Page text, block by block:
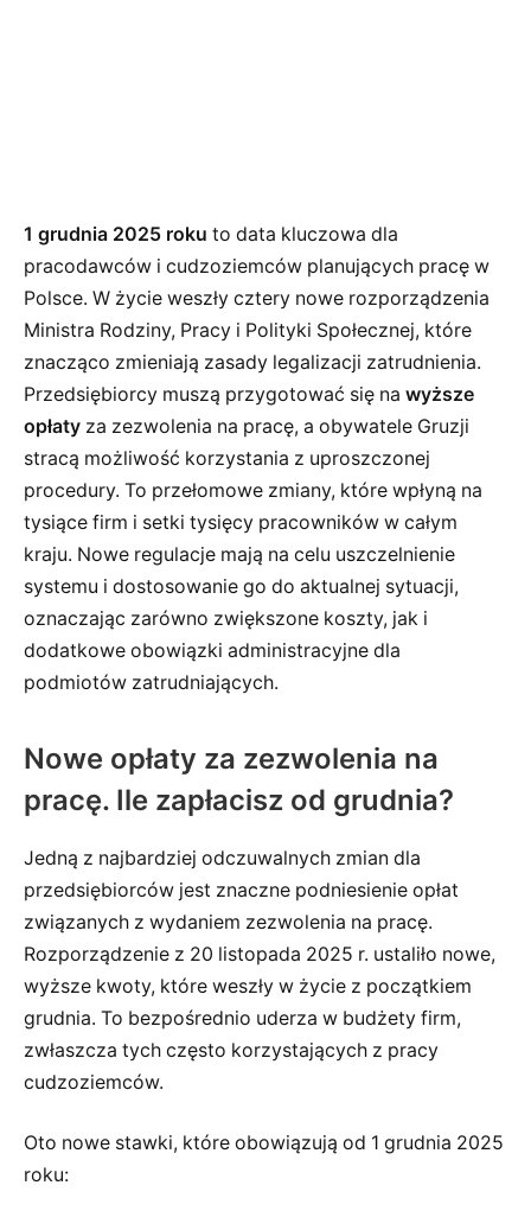
1 grudnia 2025 roku to data kluczowa dla
pracodawców i cudzoziemców planujących pracę w
Polsce. W życie weszły cztery nowe rozporządzenia
Ministra Rodziny, Pracy i Polityki Społecznej, które
znacząco zmieniają zasady legalizacji zatrudnienia.
Przedsiębiorcy muszą przygotować się na wyższe
opłaty za zezwolenia na pracę, a obywatele Gruzji
stracą możliwość korzystania z uproszczonej
procedury. To przełomowe zmiany, które wpłyną na
tysiące firm i setki tysięcy pracowników w całym
kraju. Nowe regulacje mają na celu uszczelnienie
systemu i dostosowanie go do aktualnej sytuacji,
oznaczając zarówno zwiększone koszty, jak i
dodatkowe obowiązki administracyjne dla
podmiotów zatrudniających.
Nowe opłaty za zezwolenia na
pracę. Ile zapłacisz od grudnia?
Jedną z najbardziej odczuwalnych zmian dla
przedsiębiorców jest znaczne podniesienie opłat
związanych z wydaniem zezwolenia na pracę.
Rozporządzenie z 20 listopada 2025 r. ustaliło nowe,
wyższe kwoty, które weszły w życie z początkiem
grudnia. To bezpośrednio uderza w budżety firm,
zwłaszcza tych często korzystających z pracy
cudzoziemców.
Oto nowe stawki, które obowiązują od 1 grudnia 2025
roku: